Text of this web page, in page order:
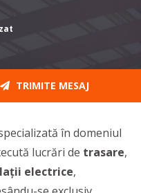
TRIMITE MESAJ
în domeniul
lucrări de trasare,
electrice,